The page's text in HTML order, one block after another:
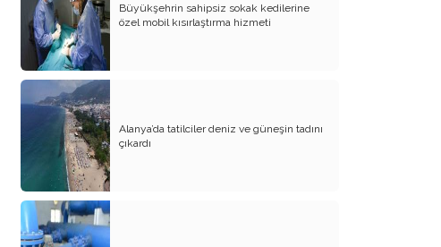
Binalar ve Zinalar
Altın Takı Mağdurları
Protokol
Modifiye Kadınlar
Evliliğin Anatomisi
Diyanet İşleri Hallet Şu İşleri
Mezarcı Hikmet’in Yürek Burkan Hayat
Hikayesi
Büyükşehrin sahipsiz sokak kedilerine
özel mobil kısırlaştırma hizmeti
Alanya’da tatilciler deniz ve güneşin tadını
çıkardı